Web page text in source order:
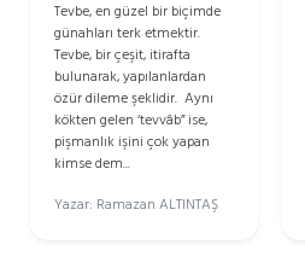
Tevbe, en güzel bir biçimde
günahları terk etmektir.
Tevbe, bir çeşit, itirafta
bulunarak, yapılanlardan
özür dileme şeklidir. Aynı
kökten gelen ‘tevvâb” ise,
pişmanlık işini çok yapan
kimse dem...
Yazar: Ramazan ALTINTAŞ